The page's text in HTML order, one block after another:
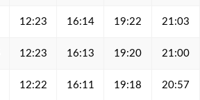
12:23 16:14 19:22 21:03
12:23 16:13 19:20 21:00
12:22 16:11 19:18 20:57